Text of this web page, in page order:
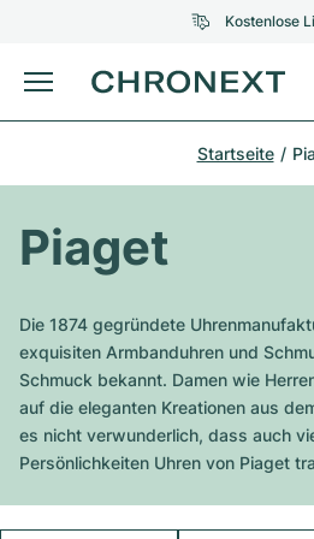
Kostenlose
Menü
Alle Rolex Modelle
Top-Modelle
Omega
Alle Omega Modelle
Top-Modelle
Patek Philippe
Alle Patek Philippe Modelle
Audemars Piguet
Cartier
Certified Pre-Owned
Schmuck
Tiffany
Louis Vuitton
Gebauer & Gebauer
Van Cleef & Arpels
Neuzugänge
Startseite
Piaget
Die 1874 gegründete
exquisiten Armbanduhren und
Schmuck bekannt. Damen wie
auf die eleganten Kreationen aus
es nicht verwunderlich, dass auch
Persönlichkeiten Uhren von Piaget